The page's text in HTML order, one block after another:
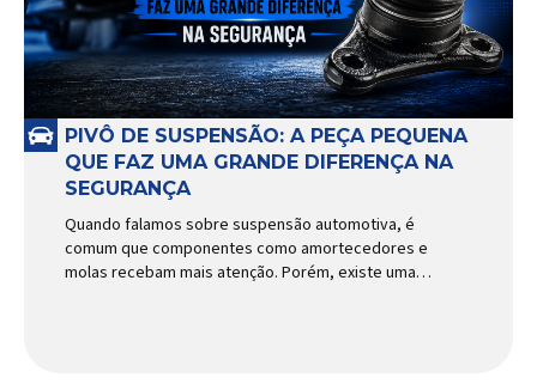
PIVÔ DE SUSPENSÃO: A PEÇA PEQUENA
QUE FAZ UMA GRANDE DIFERENÇA NA
SEGURANÇA
Quando falamos sobre suspensão automotiva, é
comum que componentes como amortecedores e
molas recebam mais atenção. Porém, existe uma